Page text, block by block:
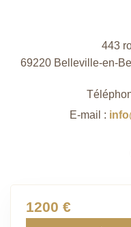
1200 €
443
69220 Belleville-en-
E-mail :